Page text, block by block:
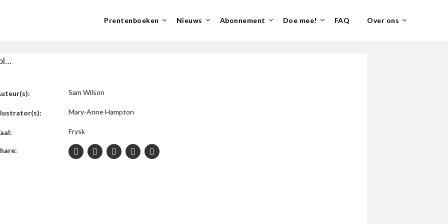
Prentenboeken Nieuws Abonnement Doe mee! FAQ Over ons
Sam Wilson
Mary-Anne Hampton
Frysk